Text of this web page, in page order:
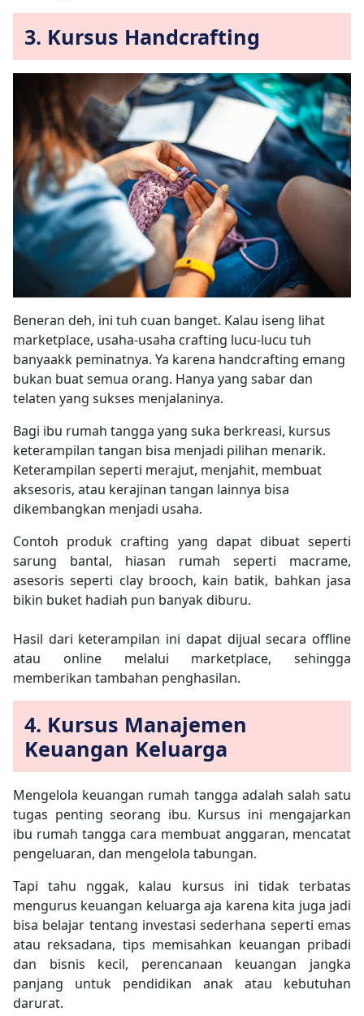
3. Kursus Handcrafting
Beneran deh, ini tuh cuan banget. Kalau iseng lihat
marketplace, usaha-usaha crafting lucu-lucu tuh
banyaakk peminatnya. Ya karena handcrafting emang
bukan buat semua orang. Hanya yang sabar dan
telaten yang sukses menjalaninya.
Bagi ibu rumah tangga yang suka berkreasi, kursus
keterampilan tangan bisa menjadi pilihan menarik.
Keterampilan seperti merajut, menjahit, membuat
aksesoris, atau kerajinan tangan lainnya bisa
dikembangkan menjadi usaha.
Contoh produk crafting yang dapat dibuat seperti
sarung bantal, hiasan rumah seperti macrame,
asesoris seperti clay brooch, kain batik, bahkan jasa
bikin buket hadiah pun banyak diburu.
Hasil dari keterampilan ini dapat dijual secara offline
atau online melalui marketplace, sehingga
memberikan tambahan penghasilan.
4. Kursus Manajemen
Keuangan Keluarga
Mengelola keuangan rumah tangga adalah salah satu
tugas penting seorang ibu. Kursus ini mengajarkan
ibu rumah tangga cara membuat anggaran, mencatat
pengeluaran, dan mengelola tabungan.
Tapi tahu nggak, kalau kursus ini tidak terbatas
mengurus keuangan keluarga aja karena kita juga jadi
bisa belajar tentang investasi sederhana seperti emas
atau reksadana, tips memisahkan keuangan pribadi
dan bisnis kecil, perencanaan keuangan jangka
panjang untuk pendidikan anak atau kebutuhan
darurat.